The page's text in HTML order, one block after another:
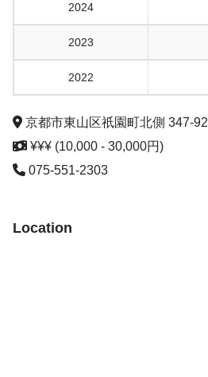
2024
2023
2022
京都市東山区祇園町北側 347-92
¥¥¥ (10,000 - 30,000円)
075-551-2303
Location